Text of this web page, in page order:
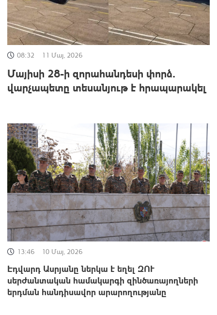
08:32 11 Մայ, 2026
Մայիսի 28-ի զորահանդեսի փորձ․
վարչապետը տեսանյութ է հրապարակել
13:46 10 Մայ, 2026
Էդվարդ Ասրյանը ներկա է եղել ԶՈՒ
սերժանտական համակարգի զինծառայողների
երդման հանդիսավոր արարողությանը